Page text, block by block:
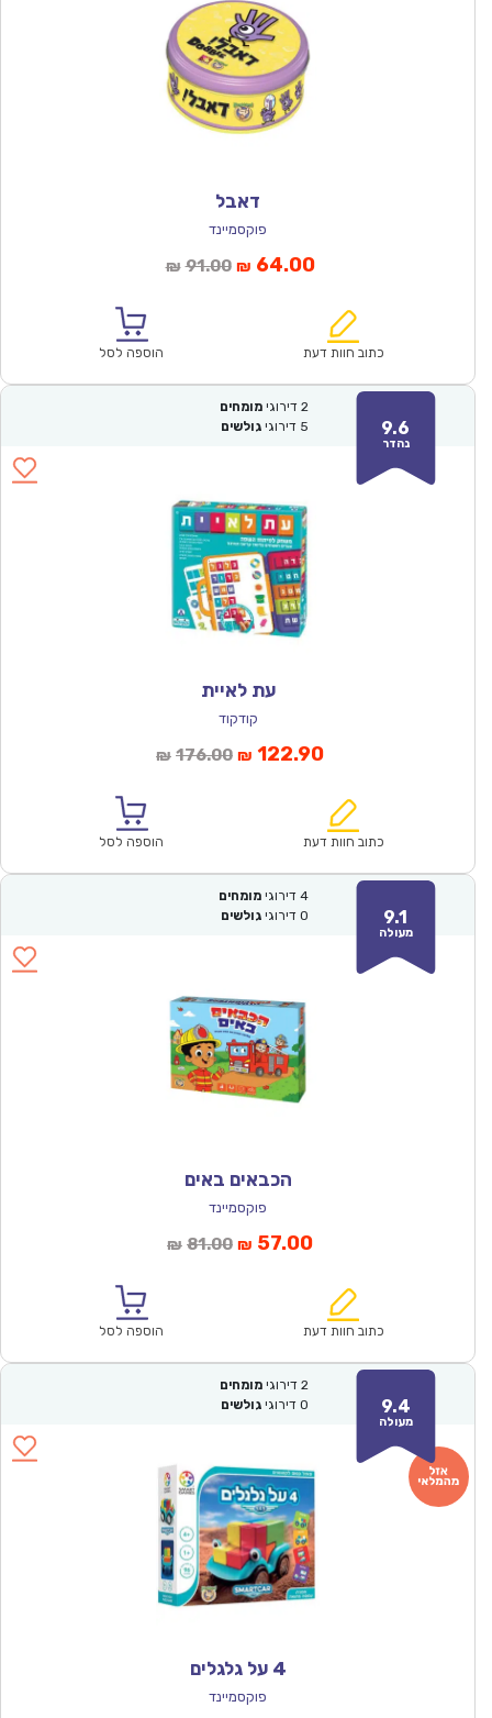
דאבל
פוקסמיינד
₪ 91.00המחיר
₪91.00.
₪ 64.00המחיר
הוא:
כתוב חוות דעת הוספה לסל
9.6
נהדר
2 דירוגי מומחים
5 דירוגי גולשים
עת לאיית
קודקוד
₪ 176.00המחיר
₪176.00.
₪ 122.90המחיר
הוא:
כתוב חוות דעת הוספה לסל
9.1
מעולה
4 דירוגי מומחים
0 דירוגי גולשים
הכבאים באים
פוקסמיינד
₪ 81.00המחיר
₪81.00.
₪ 57.00המחיר
הוא:
כתוב חוות דעת הוספה לסל
9.4
מעולה
2 דירוגי מומחים
0 דירוגי גולשים
4 על גלגלים
פוקסמיינד